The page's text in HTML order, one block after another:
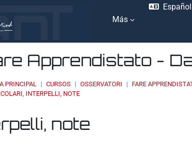
Más
Apprendistato -
PRINCIPAL CURSOS OSSERVATORI FARE
INTERPELLI, NOTE
note